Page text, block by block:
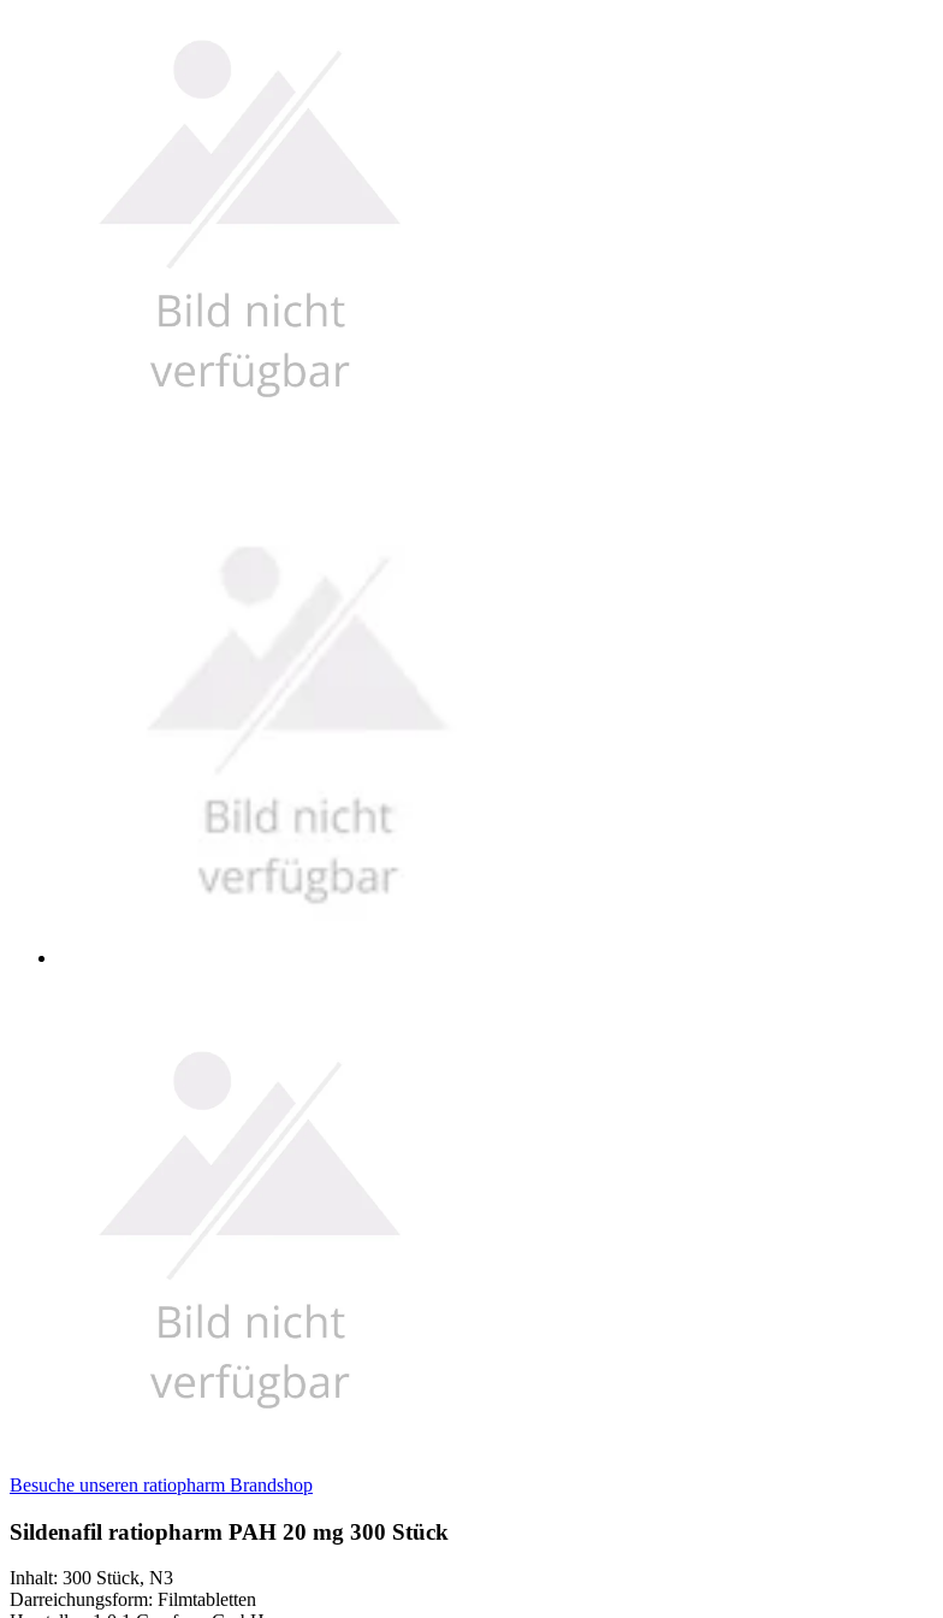
Besuche unseren ratiopharm Brandshop
Sildenafil ratiopharm PAH 20 mg 300 Stück
Inhalt: 300 Stück, N3
Darreichungsform: Filmtabletten